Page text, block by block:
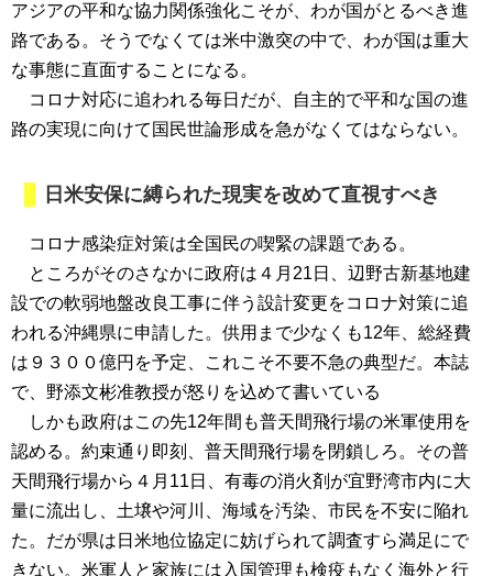
アジアの平和な協力関係強化こそが、わが国がとるべき進
路である。そうでなくては米中激突の中で、わが国は重大
な事態に直面することになる。
コロナ対応に追われる毎日だが、自主的で平和な国の進
路の実現に向けて国民世論形成を急がなくてはならない。
日米安保に縛られた現実を改めて直視すべき
コロナ感染症対策は全国民の喫緊の課題である。
ところがそのさなかに政府は４月21日、辺野古新基地建
設での軟弱地盤改良工事に伴う設計変更をコロナ対策に追
われる沖縄県に申請した。供用まで少なくも12年、総経費
は９３００億円を予定、これこそ不要不急の典型だ。本誌
で、野添文彬准教授が怒りを込めて書いている
しかも政府はこの先12年間も普天間飛行場の米軍使用を
認める。約束通り即刻、普天間飛行場を閉鎖しろ。その普
天間飛行場から４月11日、有毒の消火剤が宜野湾市内に大
量に流出し、土壌や河川、海域を汚染、市民を不安に陥れ
た。だが県は日米地位協定に妨げられて調査すら満足にで
きない。米軍人と家族には入国管理も検疫もなく海外と行